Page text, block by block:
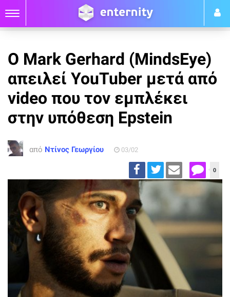
Ο Mark Gerhard (MindsEye)
απειλεί YouTuber μετά από
video που τον εμπλέκει
στην υπόθεση Epstein
από Ντίνος Γεωργίου 03/02
0